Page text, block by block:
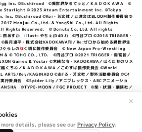
details, please see our Privacy Policy.
✕
Inc. ©Bushiroad ©異世界かるてっと／ＫＡＤＯＫＡＷＡ ©
Starlight © 2023 Ateam Entertainment Inc. ©Tokyo
©Bushiroad ©Koi・芳文社／ご注文はBLOOM製作委員会で
Manjuu Co.,Ltd. & YongShi Co.,Ltd. All Rights
Rights Reserved. © Donuts Co. Ltd. All rights
すか illust: やちぇ(D4DJ) ©円谷プロ ©2018 TRIGGER・
月達平・株式会社KADOKAWA刊／Re:ゼロから始める異世界生
らしのなく頃に製作委員会 © New Japan Pro-Wrestling
TOHO CO., LTD. ©円谷プロ ©2021 TRIGGER・雨宮哲／
Games & Yostar ©木緒なち・KADOKAWA／ぼくたちのリメ
くろね／ＫＡＤＯＫＡＷＡ／このすば製作委員会 ©World
ARTS/Key/KAGINADO ©あfろ・芳文社／野外活動委員会 ©C4
行委員会 ©Spider Lily／アニプレックス・ABCアニメーショ
©TYPE-MOON / FGC PROJECT ©柴・伏瀬・講談社／
ことが大大大大大好きな製作委員会 ©IIS-P／ぽんのみち製作委
哲／「劇場版グリッドマンユニバース」製作委員会 © NEXON
トラブライブ！蓮ノ空女学院スクールアイドルクラブ ©「勇気爆